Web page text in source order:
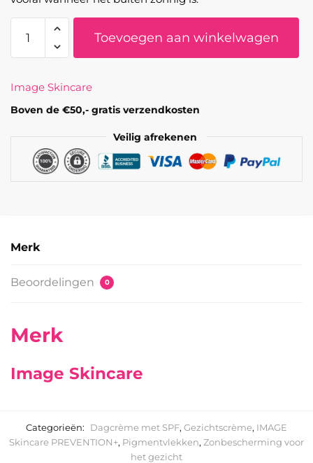
PREVENTION+
Daily
Ultra
Moisturizer
SPF
Toevoegen aan winkelwagen
Image Skincare
Boven de €50,- gratis verzendkosten
Veilig afrekenen
Merk
Beoordelingen 0
Merk
Image Skincare
Categorieën: Dagcrème met SPF, Gezichtscrème, IMAGE
Skincare PREVENTION+, Pigmentvlekken, Zonbescherming voor
het gezicht